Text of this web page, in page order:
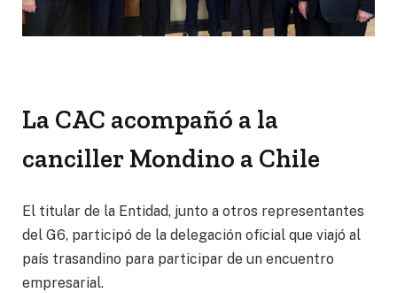
La CAC acompañó a la
canciller Mondino a Chile
El titular de la Entidad, junto a otros representantes
del G6, participó de la delegación oficial que viajó al
país trasandino para participar de un encuentro
empresarial.